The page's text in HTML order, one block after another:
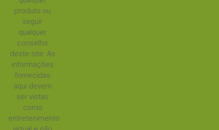
produto ou
seguir
qualquer
conselho
deste site. As
informações
fornecidas
aqui devem
ser vistas
como
entretenimento